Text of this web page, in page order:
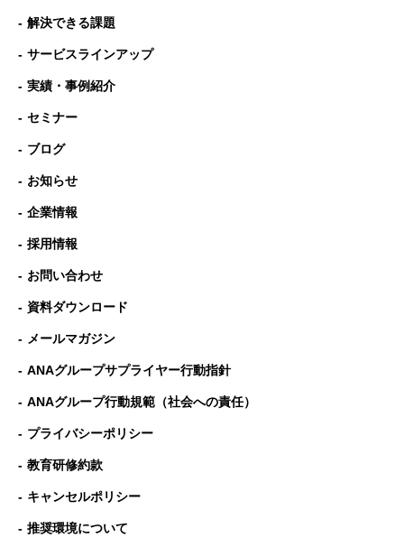
解決できる課題
サービスラインアップ
実績・事例紹介
セミナー
ブログ
お知らせ
企業情報
採用情報
お問い合わせ
資料ダウンロード
メールマガジン
ANAグループサプライヤー行動指針
ANAグループ⾏動規範（社会への責任）
プライバシーポリシー
教育研修約款
キャンセルポリシー
推奨環境について